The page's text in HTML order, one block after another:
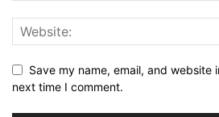
Save my name, email, and website
next time I comment.